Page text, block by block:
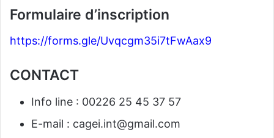
Formulaire d’inscription
https://forms.gle/Uvqcgm35i7tFwAax9
CONTACT
Info line : 00226 25 45 37 57
E-mail : cagei.int@gmail.com